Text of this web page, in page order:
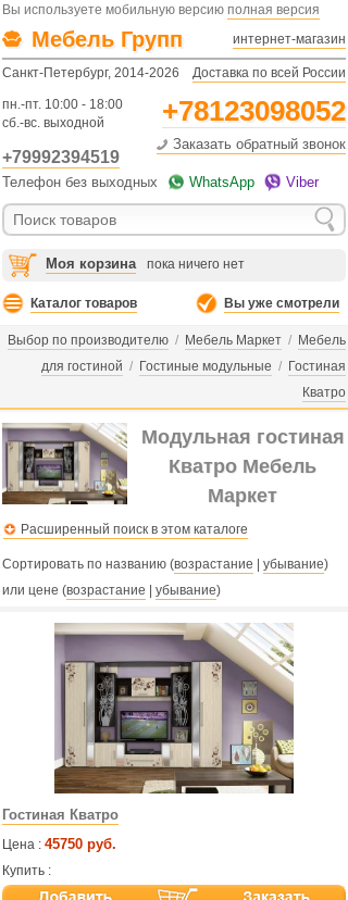
Вы используете мобильную версию полная версия
Мебель Групп интернет-магазин
Санкт-Петербург, 2014-2026 Доставка по всей России
пн.-пт. 10:00 - 18:00
сб.-вс. выходной
+78123098052
+79992394519
Заказать обратный звонок
Телефон без выходных WhatsApp Viber
Моя корзина пока ничего нет
Каталог товаров Вы уже смотрели
Выбор по производителю / Мебель Маркет / Мебель
для гостиной / Гостиные модульные / Гостиная
Кватро
Модульная гостиная
Кватро Мебель
Маркет
Расширенный поиск в этом каталоге
Сортировать по названию (возрастание убывание)
или цене (возрастание убывание)
Гостиная Кватро
Цена : 45750 руб.
Купить :